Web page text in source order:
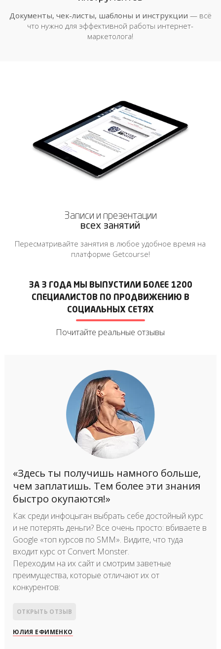
Документы, чек-листы, шаблоны и инструкции — всё
что нужно для эффективной работы интернет-
маркетолога!
Записи и презентации
всех занятий
Пересматривайте занятия в любое удобное время на
платформе Getcourse!
ЗА 3 ГОДА МЫ ВЫПУСТИЛИ БОЛЕЕ 1200
СПЕЦИАЛИСТОВ ПО ПРОДВИЖЕНИЮ В
СОЦИАЛЬНЫХ СЕТЯХ
Почитайте реальные отзывы
«Здесь ты получишь намного больше,
чем заплатишь. Тем более эти знания
быстро окупаются!»
Как среди инфоцыган выбрать себе достойный курс
и не потерять деньги? Все очень просто: вбиваете в
Google «топ курсов по SMM». Видите, что туда
входит курс от Convert Monster.
Переходим на их сайт и смотрим заветные
преимущества, которые отличают их от
конкурентов:
ОТКРЫТЬ ОТЗЫВ
ЮЛИЯ ЕФИМЕНКО